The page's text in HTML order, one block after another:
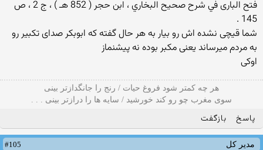
فتح البارى في شرح صحيح البخاري ، ابن حجر ( 852 هـ ) ، ج 2 ، ص
145 .
شما قیچی نشده اش رو بیار به هر حال گفته که ابوبکر صدای تکبیر رو
به مردم میرساند یعنی مکبر بوده نه پیشنماز
اوکی
هر چه کمتر شود فروغ حیات / رنج را جانگدازتر بینی
سوی مغرب چو رو کند خورشید / سایه ها را درازتر بینی . . .
پاسخ بازگفت
مدیر کل
#105